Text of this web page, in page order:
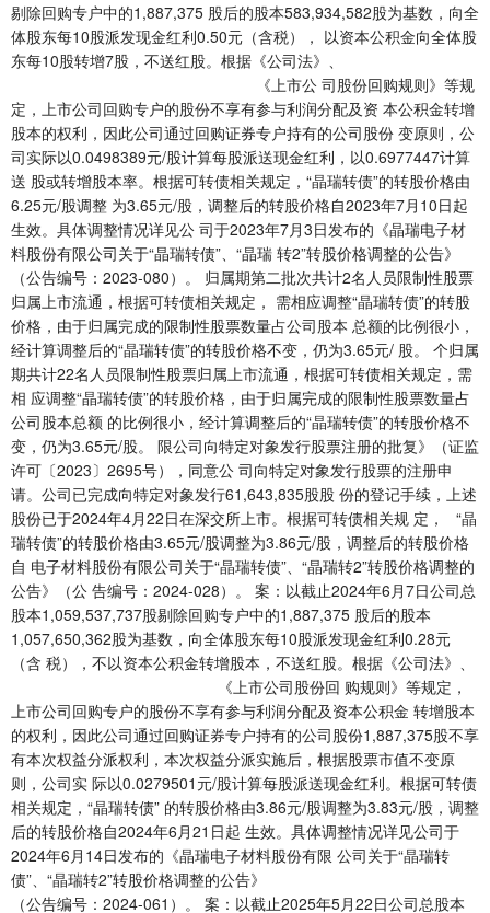
剔除回购专户中的1,887,375 股后的股本583,934,582股为基数，向全
体股东每10股派发现金红利0.50元（含税）， 以资本公积金向全体股
东每10股转增7股，不送红股。根据《公司法》、
《上市公 司股份回购规则》等规
定，上市公司回购专户的股份不享有参与利润分配及资 本公积金转增
股本的权利，因此公司通过回购证券专户持有的公司股份 变原则，公
司实际以0.0498389元/股计算每股派送现金红利，以0.6977447计算
送 股或转增股本率。根据可转债相关规定，“晶瑞转债”的转股价格由
6.25元/股调整 为3.65元/股，调整后的转股价格自2023年7月10日起
生效。具体调整情况详见公 司于2023年7月3日发布的《晶瑞电子材
料股份有限公司关于“晶瑞转债”、“晶瑞 转2”转股价格调整的公告》
（公告编号：2023-080）。 归属期第二批次共计2名人员限制性股票
归属上市流通，根据可转债相关规定， 需相应调整“晶瑞转债”的转股
价格，由于归属完成的限制性股票数量占公司股本 总额的比例很小，
经计算调整后的“晶瑞转债”的转股价格不变，仍为3.65元/ 股。 个归属
期共计22名人员限制性股票归属上市流通，根据可转债相关规定，需
相 应调整“晶瑞转债”的转股价格，由于归属完成的限制性股票数量占
公司股本总额 的比例很小，经计算调整后的“晶瑞转债”的转股价格不
变，仍为3.65元/股。 限公司向特定对象发行股票注册的批复》（证监
许可〔2023〕2695号），同意公 司向特定对象发行股票的注册申
请。公司已完成向特定对象发行61,643,835股股 份的登记手续，上述
股份已于2024年4月22日在深交所上市。根据可转债相关规 定， “晶
瑞转债”的转股价格由3.65元/股调整为3.86元/股，调整后的转股价格
自 电子材料股份有限公司关于“晶瑞转债”、“晶瑞转2”转股价格调整的
公告》（公 告编号：2024-028）。 案：以截止2024年6月7日公司总
股本1,059,537,737股剔除回购专户中的1,887,375 股后的股本
1,057,650,362股为基数，向全体股东每10股派发现金红利0.28元
（含 税），不以资本公积金转增股本，不送红股。根据《公司法》、
《上市公司股份回 购规则》等规定，
上市公司回购专户的股份不享有参与利润分配及资本公积金 转增股本
的权利，因此公司通过回购证券专户持有的公司股份1,887,375股不享
有本次权益分派权利，本次权益分派实施后，根据股票市值不变原
则，公司实 际以0.0279501元/股计算每股派送现金红利。根据可转债
相关规定，“晶瑞转债” 的转股价格由3.86元/股调整为3.83元/股，调整
后的转股价格自2024年6月21日起 生效。具体调整情况详见公司于
2024年6月14日发布的《晶瑞电子材料股份有限 公司关于“晶瑞转
债”、“晶瑞转2”转股价格调整的公告》
（公告编号：2024-061）。 案：以截止2025年5月22日公司总股本